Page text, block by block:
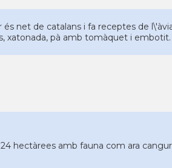
és net de catalans i fa receptes de
xatonada, pà amb tomàquet i embotit.
hectàrees amb fauna com ara